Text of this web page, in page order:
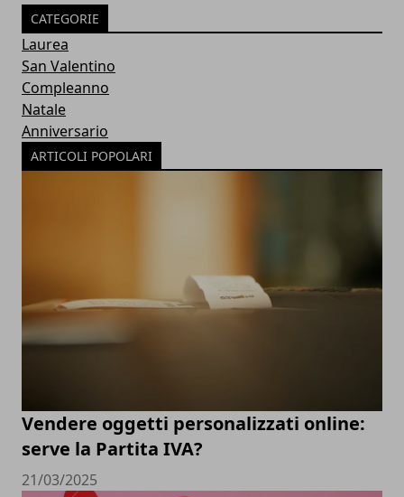
CATEGORIE
Laurea
San Valentino
Compleanno
Natale
Anniversario
ARTICOLI POPOLARI
Vendere oggetti personalizzati online:
serve la Partita IVA?
21/03/2025